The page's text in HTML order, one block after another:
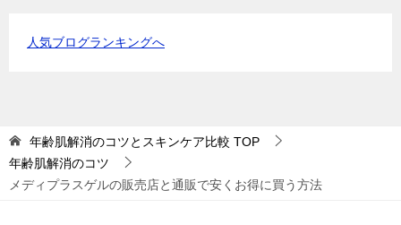
ー
人気ブログランキングへ
年齢肌解消のコツとスキンケア比較 TOP
年齢肌解消のコツ
メディプラスゲルの販売店と通販で安くお得に買う方法